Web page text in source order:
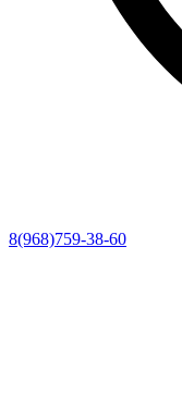
8(968)759-38-60